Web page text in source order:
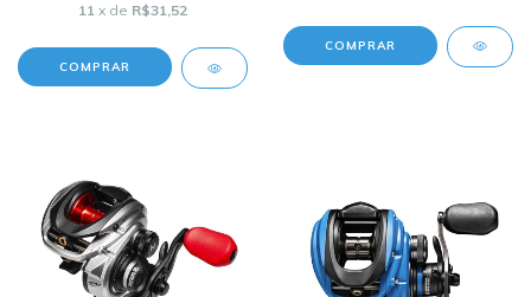
11 x de R$31,52
COMPRAR